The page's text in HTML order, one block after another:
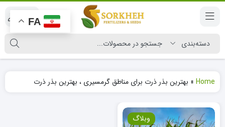
Home
» بهترین بذر ذرت برای مناطق گرمسیری ، بهترین بذر ذرت
وبلاگ
FA